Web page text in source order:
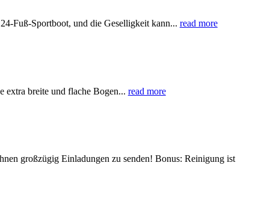
Fuß-Sportboot, und die Geselligkeit kann... read more
breite und flache Bogen... read more
großzügig Einladungen zu senden! Bonus: Reinigung ist